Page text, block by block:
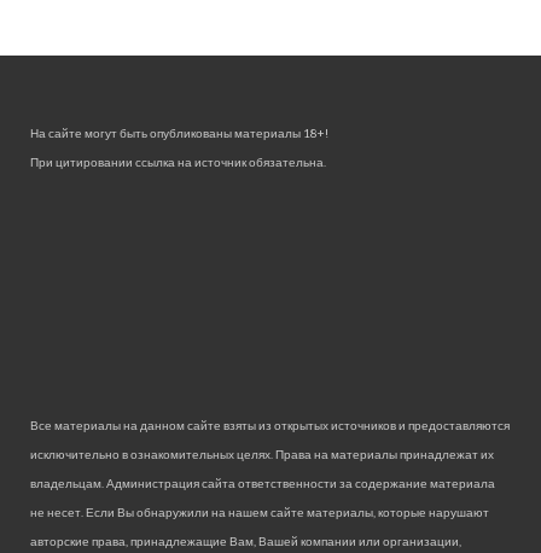
На сайте могут быть опубликованы материалы 18+!
При цитировании ссылка на источник обязательна.
Все материалы на данном сайте взяты из открытых источников и предоставляются
исключительно в ознакомительных целях. Права на материалы принадлежат их
владельцам. Администрация сайта ответственности за содержание материала
не несет. Если Вы обнаружили на нашем сайте материалы, которые нарушают
авторские права, принадлежащие Вам, Вашей компании или организации,